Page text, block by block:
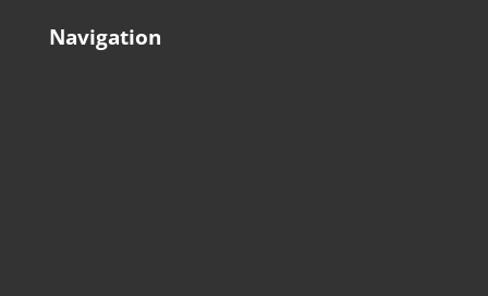
Navigation